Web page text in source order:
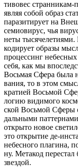
ти­во­вес стран­ни­кам-
являя собой образ
пара­зи­ти­ру­ет на
семи­о­ви­рус, чья
не­ты тыся­че­ле­ти­я­ми.
коди­ру­ет обра­зы
про­цес­синг
себя, как мы
Вось­мая Сфе­ра была
ва­ния, то в этом
кра­ти­ей Вось­мой
ло­гию види­мо­го
ской Вось­мой Сфе­ры
даль­ны­ми
откры­то новое
это откры­тие де-
небес­но­го пла­ги­на,
ну. Мета­код пере­стал
звездой.